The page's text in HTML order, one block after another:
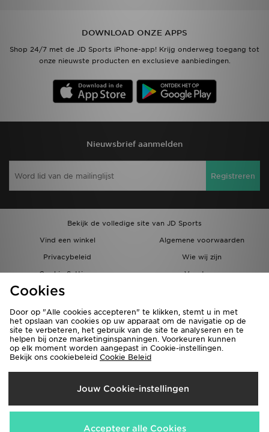
DOWNLOAD ONZE APPS
Shop 24/7 met de JD Sports iPhone-app! Krijg onderweg toegang tot
onze nieuwste producten en exclusieve aanbiedingen.
Nieuwsbrief aanmelden
Registreren
Bekijk de volledige site van JD Sports
Vind een winkel
Algemene voorwaarden
Privacybeleid
Wie wij zijn
Cookie Settings
Vacatures
Bestellingen en Levering
Verzenden Naar
België
Wij accepteren de volgende betaalmethoden
Cookies
Door op "Alle cookies accepteren" te klikken, stemt u in met
het opslaan van cookies op uw apparaat om de navigatie op de
site te verbeteren, het gebruik van de site te analyseren en te
helpen bij onze marketinginspanningen. Voorkeuren kunnen
op elk moment worden aangepast in Cookie-instellingen.
Bekijk ons cookiebeleid Cookie Beleid
Jouw Cookie-instellingen
Accepteer alle Cookies